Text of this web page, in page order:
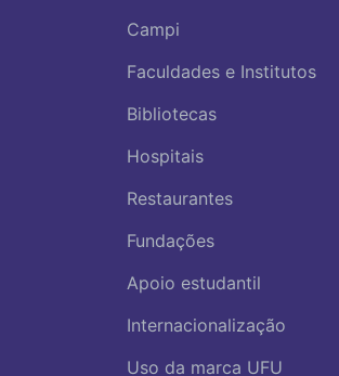
Campi
Faculdades e Institutos
Bibliotecas
Hospitais
Restaurantes
Fundações
Apoio estudantil
Internacionalização
Uso da marca UFU